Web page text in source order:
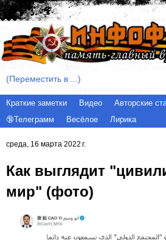
Краткие заметки Видео Авторские
🔞Телеграмм
Весёлое Лирика
среда, 16 марта 2022 г.
Как выглядит
мир" (фото)